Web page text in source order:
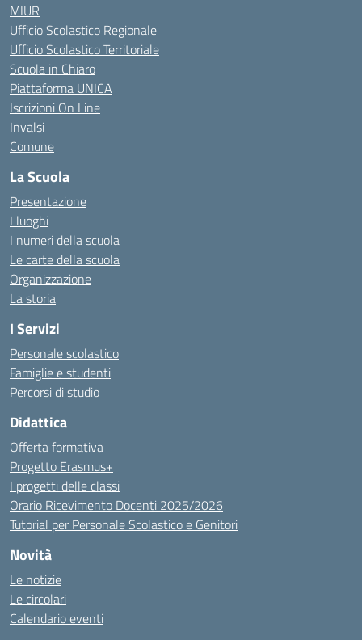
MIUR
Ufficio Scolastico Regionale
Ufficio Scolastico Territoriale
Scuola in Chiaro
Piattaforma UNICA
Iscrizioni On Line
Invalsi
Comune
La Scuola
Presentazione
I luoghi
I numeri della scuola
Le carte della scuola
Organizzazione
La storia
I Servizi
Personale scolastico
Famiglie e studenti
Percorsi di studio
Didattica
Offerta formativa
Progetto Erasmus+
I progetti delle classi
Orario Ricevimento Docenti 2025/2026
Tutorial per Personale Scolastico e Genitori
Novità
Le notizie
Le circolari
Calendario eventi